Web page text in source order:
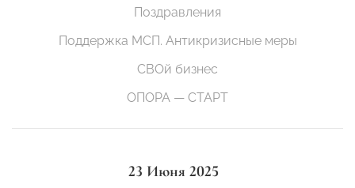
Поздравления
Поддержка МСП. Антикризисные меры
СВОй бизнес
ОПОРА — СТАРТ
23 Июня 2025